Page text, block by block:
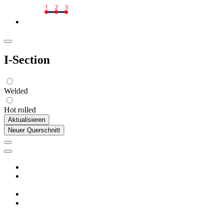
1 2 3
I-Section
Welded
Hot rolled
Aktualisieren
Neuer Querschnitt